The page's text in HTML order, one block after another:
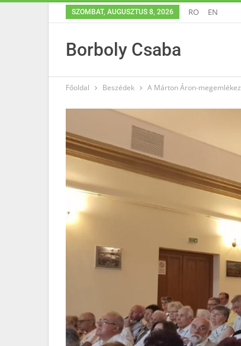
SZOMBAT, AUGUSZTUS 8, 2026 RO EN
Borboly Csaba
Főoldal Beszédek A Márton Áron-